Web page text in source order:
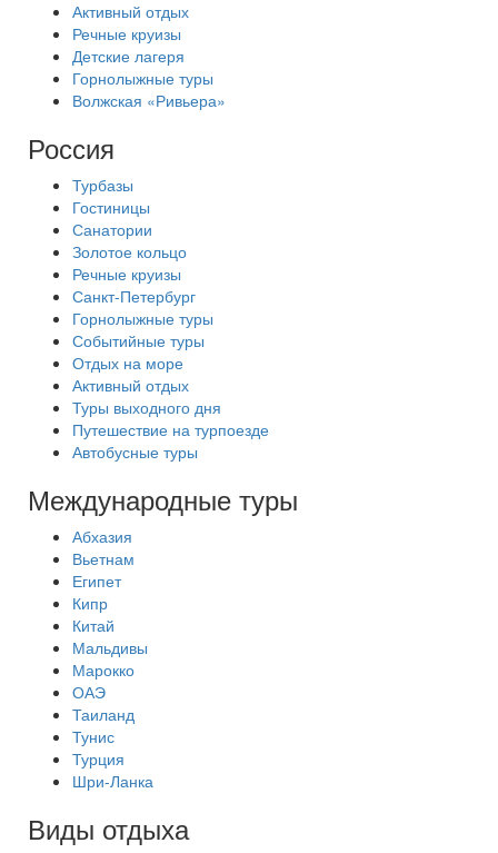
Активный отдых
Речные круизы
Детские лагеря
Горнолыжные туры
Волжская «Ривьера»
Россия
Турбазы
Гостиницы
Санатории
Золотое кольцо
Речные круизы
Санкт-Петербург
Горнолыжные туры
Событийные туры
Отдых на море
Активный отдых
Туры выходного дня
Путешествие на турпоезде
Автобусные туры
Международные туры
Абхазия
Вьетнам
Египет
Кипр
Китай
Мальдивы
Марокко
ОАЭ
Таиланд
Тунис
Турция
Шри-Ланка
Виды отдыха